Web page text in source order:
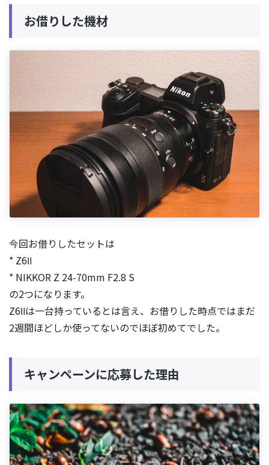
お借りした機材
今回お借りしたセットは
* Z6Ⅱ
* NIKKOR Z 24-70mm F2.8 S
の2つになります。
Z6Ⅱは一台持っているとは言え、お借りした時点ではまだ
2週間ほどしか使ってないのでほぼ初めてでした。
キャンペーンに応募した理由